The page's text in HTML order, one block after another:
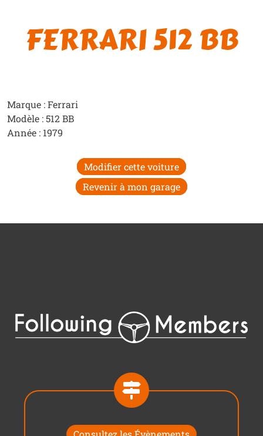
FERRARI 512 BB
Marque : Ferrari
Modèle : 512 BB
Année : 1979
Modifier cette voiture
Revenir à mon garage